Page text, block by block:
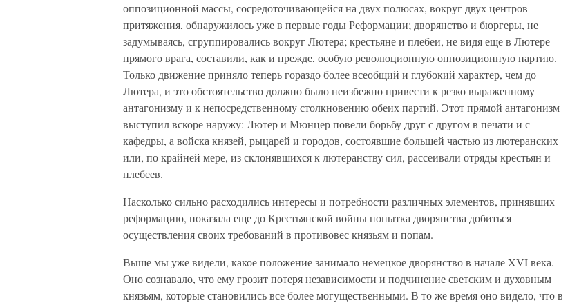
оппозиционной массы, сосредоточивающейся на двух полюсах, вокруг двух центров
притяжения, обнаружилось уже в первые годы Реформации; дворянство и бюргеры, не
задумываясь, сгруппировались вокруг Лютера; крестьяне и плебеи, не видя еще в Лютере
прямого врага, составили, как и прежде, особую революционную оппозиционную партию.
Только движение приняло теперь гораздо более всеобщий и глубокий характер, чем до
Лютера, и это обстоятельство должно было неизбежно привести к резко выраженному
антагонизму и к непосредственному столкновению обеих партий. Этот прямой антагонизм
выступил вскоре наружу: Лютер и Мюнцер повели борьбу друг с другом в печати и с
кафедры, а войска князей, рыцарей и городов, состоявшие большей частью из лютеранских
или, по крайней мере, из склонявшихся к лютеранству сил, рассеивали отряды крестьян и
плебеев.
Насколько сильно расходились интересы и потребности различных элементов, принявших
реформацию, показала еще до Крестьянской войны попытка дворянства добиться
осуществления своих требований в противовес князьям и попам.
Выше мы уже видели, какое положение занимало немецкое дворянство в начале XVI века.
Оно сознавало, что ему грозит потеря независимости и подчинение светским и духовным
князьям, которые становились все более могущественными. В то же время оно видело, что в